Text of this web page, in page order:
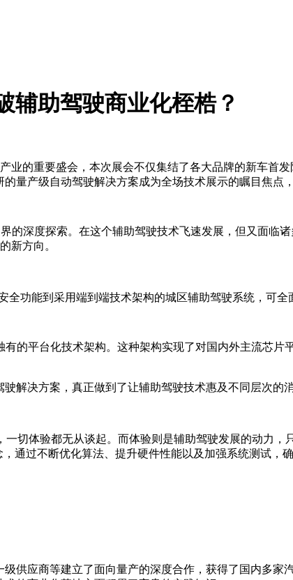
辅助驾驶商业化桎梏？
的重要盛会，本次展会不仅集结了各大品牌的新车首
量产级自动驾驶解决方案成为全场技术展示的瞩目焦点
的深度探索。在这个辅助驾驶技术飞速发展，但又面临
新方向。
功能到采用端到端技术架构的城区辅助驾驶系统，可全
的平台化技术架构。这种架构实现了对国内外主流芯片
解决方案，真正做到了让辅助驾驶技术惠及不同层次的消
切体验都无从谈起。而体验则是辅助驾驶发展的动力
通过不断优化算法、提升硬件性能以及加强系统测试，
供应商等建立了面向量产的深度合作，获得了国内多家